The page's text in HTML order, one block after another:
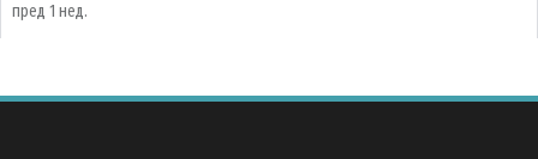
пред 1 нед.